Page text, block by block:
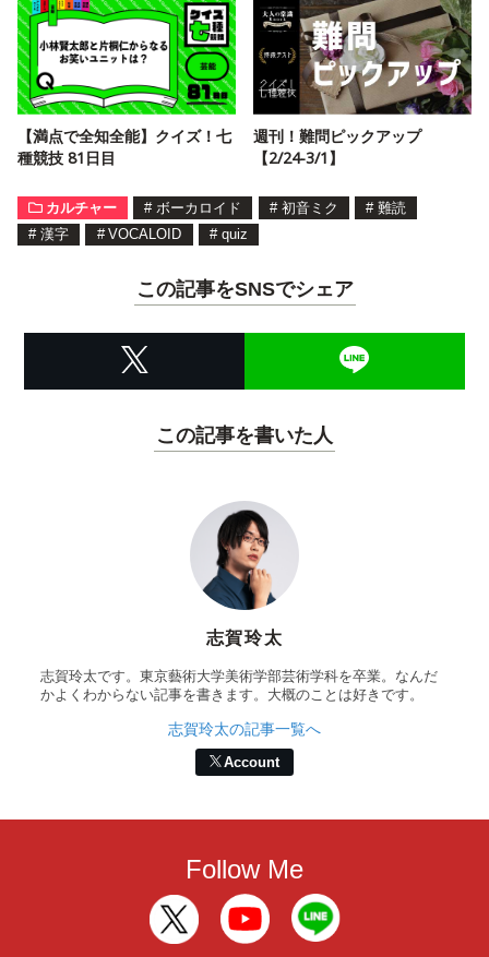
【満点で全知全能】クイズ！七
種競技 81日目
週刊！難問ピックアップ
【2/24-3/1】
カルチャー # ボーカロイド # 初音ミク # 難読
# 漢字 # VOCALOID # quiz
この記事をSNSでシェア
この記事を書いた人
志賀玲太
志賀玲太です。東京藝術大学美術学部芸術学科を卒業。なんだ
かよくわからない記事を書きます。大概のことは好きです。
志賀玲太の記事一覧へ
Account
Follow Me